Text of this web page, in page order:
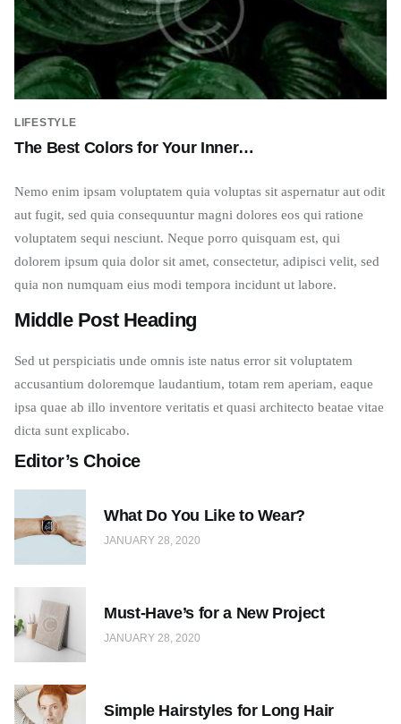
LIFESTYLE
The Best Colors for Your Inner…
Nemo enim ipsam voluptatem quia voluptas sit aspernatur aut odit
aut fugit, sed quia consequuntur magni dolores eos qui ratione
voluptatem sequi nesciunt. Neque porro quisquam est, qui
dolorem ipsum quia dolor sit amet, consectetur, adipisci velit, sed
quia non numquam eius modi tempora incidunt ut labore.
Middle Post Heading
Sed ut perspiciatis unde omnis iste natus error sit voluptatem
accusantium doloremque laudantium, totam rem aperiam, eaque
ipsa quae ab illo inventore veritatis et quasi architecto beatae vitae
dicta sunt explicabo.
Editor’s Choice
What Do You Like to Wear?
JANUARY 28, 2020
Must-Have’s for a New Project
JANUARY 28, 2020
Simple Hairstyles for Long Hair